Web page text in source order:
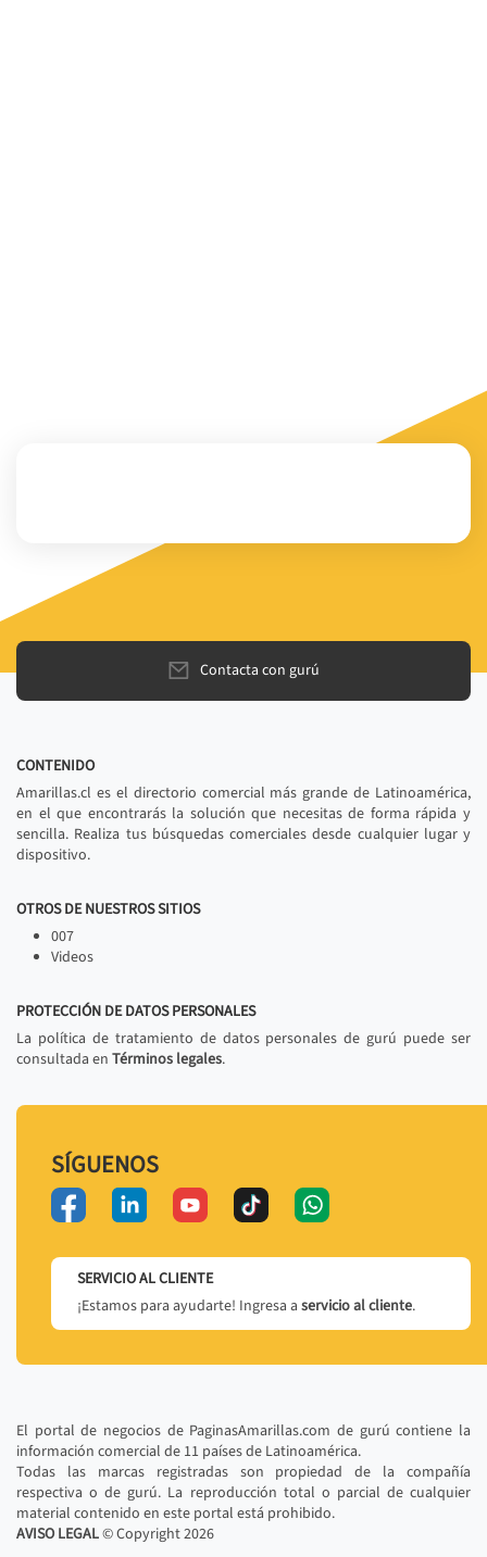
Contacta con gurú
CONTENIDO
Amarillas.cl es el directorio comercial más grande de Latinoamérica,
en el que encontrarás la solución que necesitas de forma rápida y
sencilla. Realiza tus búsquedas comerciales desde cualquier lugar y
dispositivo.
OTROS DE NUESTROS SITIOS
007
Videos
PROTECCIÓN DE DATOS PERSONALES
La política de tratamiento de datos personales de gurú puede ser
consultada en Términos legales.
SÍGUENOS
SERVICIO AL CLIENTE
¡Estamos para ayudarte! Ingresa a servicio al cliente.
El portal de negocios de PaginasAmarillas.com de gurú contiene la
información comercial de 11 países de Latinoamérica.
Todas las marcas registradas son propiedad de la compañía
respectiva o de gurú. La reproducción total o parcial de cualquier
material contenido en este portal está prohibido.
AVISO LEGAL© Copyright2026